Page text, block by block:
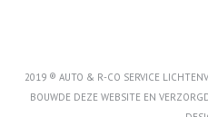
2019 ® AUTO & R-CO SERVICE
BOUWDE DEZE WEBSITE EN